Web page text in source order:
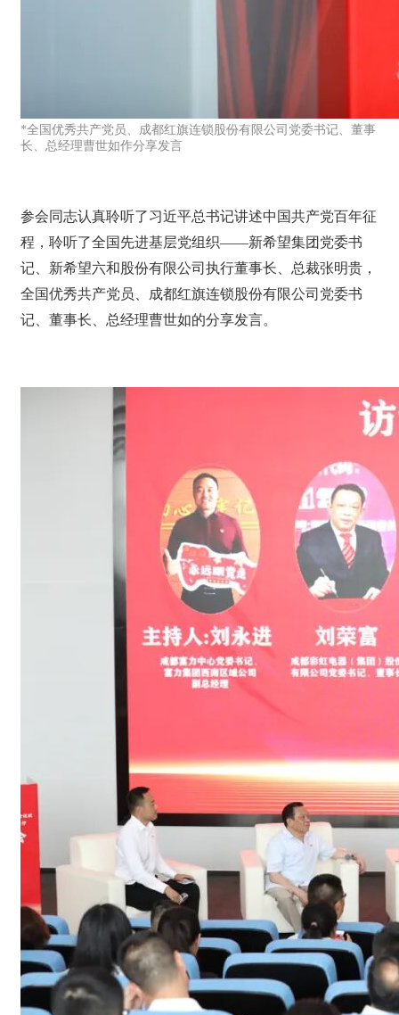
*全国优秀共产党员、成都红旗连锁股份有限公司党委书记、董事
长、总经理曹世如作分享发言
参会同志认真聆听了习近平总书记讲述中国共产党百年征
程，聆听了全国先进基层党组织——新希望集团党委书
记、新希望六和股份有限公司执行董事长、总裁张明贵，
全国优秀共产党员、成都红旗连锁股份有限公司党委书
记、董事长、总经理曹世如的分享发言。